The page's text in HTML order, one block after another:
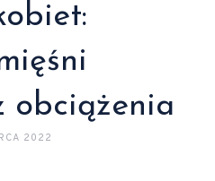
obciążenia
2022